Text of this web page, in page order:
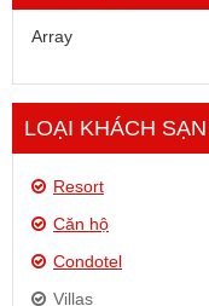
Array
LOẠI KHÁCH SẠN
Resort
Căn hộ
Condotel
Villas